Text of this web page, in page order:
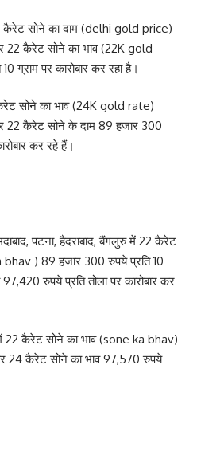
कैरेट सोने का दाम (delhi gold price)
22 कैरेट सोने का भाव (22K gold
पर कारोबार कर रहा है।
सोने का भाव (24K gold rate)
22 कैरेट सोने के दाम 89 हजार 300
कर रहे हैं।
पटना, हैदराबाद, बैंगलुरु में 22 कैरेट
) 89 हजार 300 रुपये प्रति 10
रुपये प्रति तोला पर कारोबार कर
22 कैरेट सोने का भाव (sone ka bhav)
24 कैरेट सोने का भाव 97,570 रुपये